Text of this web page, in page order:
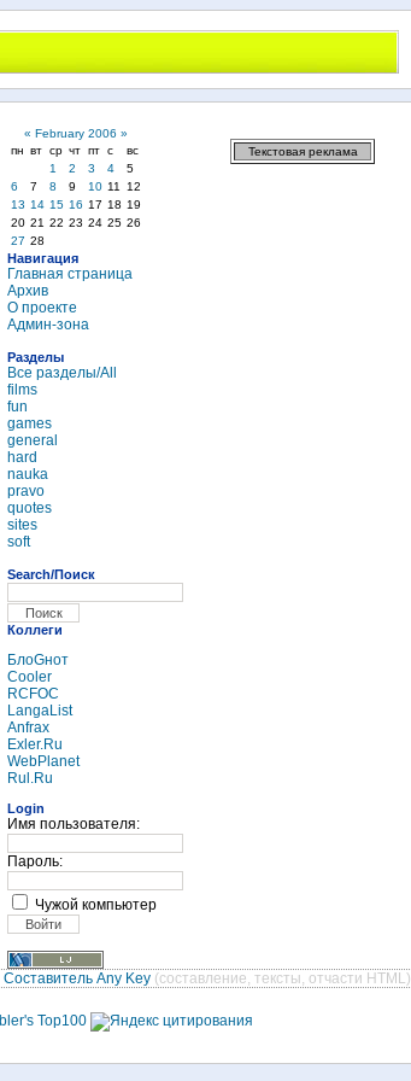
« February 2006 »
пн вт ср чт пт с
вс
1
2 3 4
5
6
7 8 9 10 11
12
13 14 15 16 17 18 19
20 21 22 23 24 25 26
27 28
Навигация
Главная страница
Архив
О проекте
Админ-зона
Разделы
Все разделы/All
films
fun
games
general
hard
nauka
pravo
quotes
sites
soft
Search/Поиск
Коллеги
БлоGнот
Cooler
RCFOC
LangaList
Anfrax
Exler.Ru
WebPlanet
Rul.Ru
Login
Имя пользователя:
Пароль:
Чужой компьютер
Текстовая реклама
Составитель Any Key (составление, тексты, отчасти HTML)